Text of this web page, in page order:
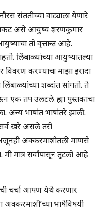
संततीच्या वाट्याला येणारे
असे आयुष्य शरणकुमार
तो वृत्तान्त आहे.
लिंबाळ्यांच्या आयुष्यातल्या
विवरण करण्याचा माझा इरादा
शब्दांत सांगतो. ते
एक तप उलटले. ह्या पुस्तकाचा
अन्य भाषांत भाषांतरे झाली.
खरे असले तरी
अक्करमाशीतली माणसे
मात्र सर्वांपासून तुटलो आहे
चर्चा आपण येथे करणार
अक्करमाशी’च्या भाषेविषयी